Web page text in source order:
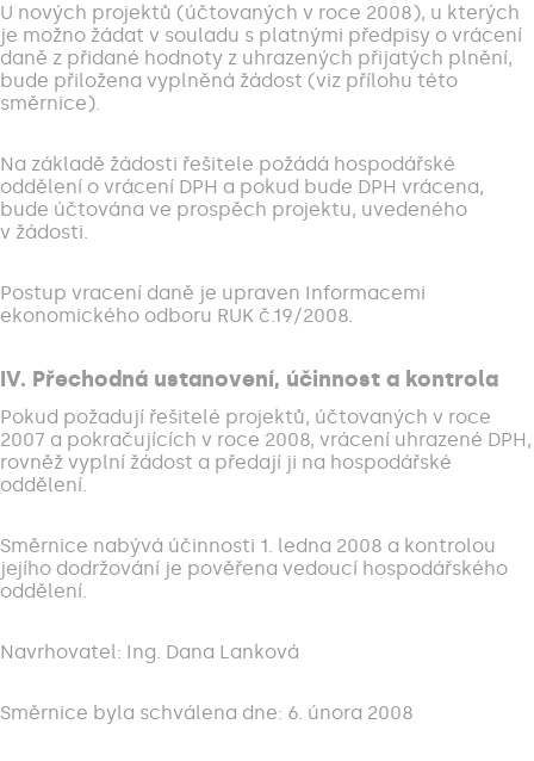
U nových projektů (účtovaných v roce 2008), u kterých
je možno žádat v souladu s platnými předpisy o vrácení
daně z přidané hodnoty z uhrazených přijatých plnění,
bude přiložena vyplněná žádost (viz přílohu této
směrnice).
Na základě žádosti řešitele požádá hospodářské
oddělení o vrácení DPH a pokud bude DPH vrácena,
bude účtována ve prospěch projektu, uvedeného
v žádosti.
Postup vracení daně je upraven Informacemi
ekonomického odboru RUK č.19/2008.
IV. Přechodná ustanovení, účinnost a kontrola
Pokud požadují řešitelé projektů, účtovaných v roce
2007 a pokračujících v roce 2008, vrácení uhrazené DPH,
rovněž vyplní žádost a předají ji na hospodářské
oddělení.
Směrnice nabývá účinnosti 1. ledna 2008 a kontrolou
jejího dodržování je pověřena vedoucí hospodářského
oddělení.
Navrhovatel: Ing. Dana Lanková
Směrnice byla schválena dne: 6. února 2008